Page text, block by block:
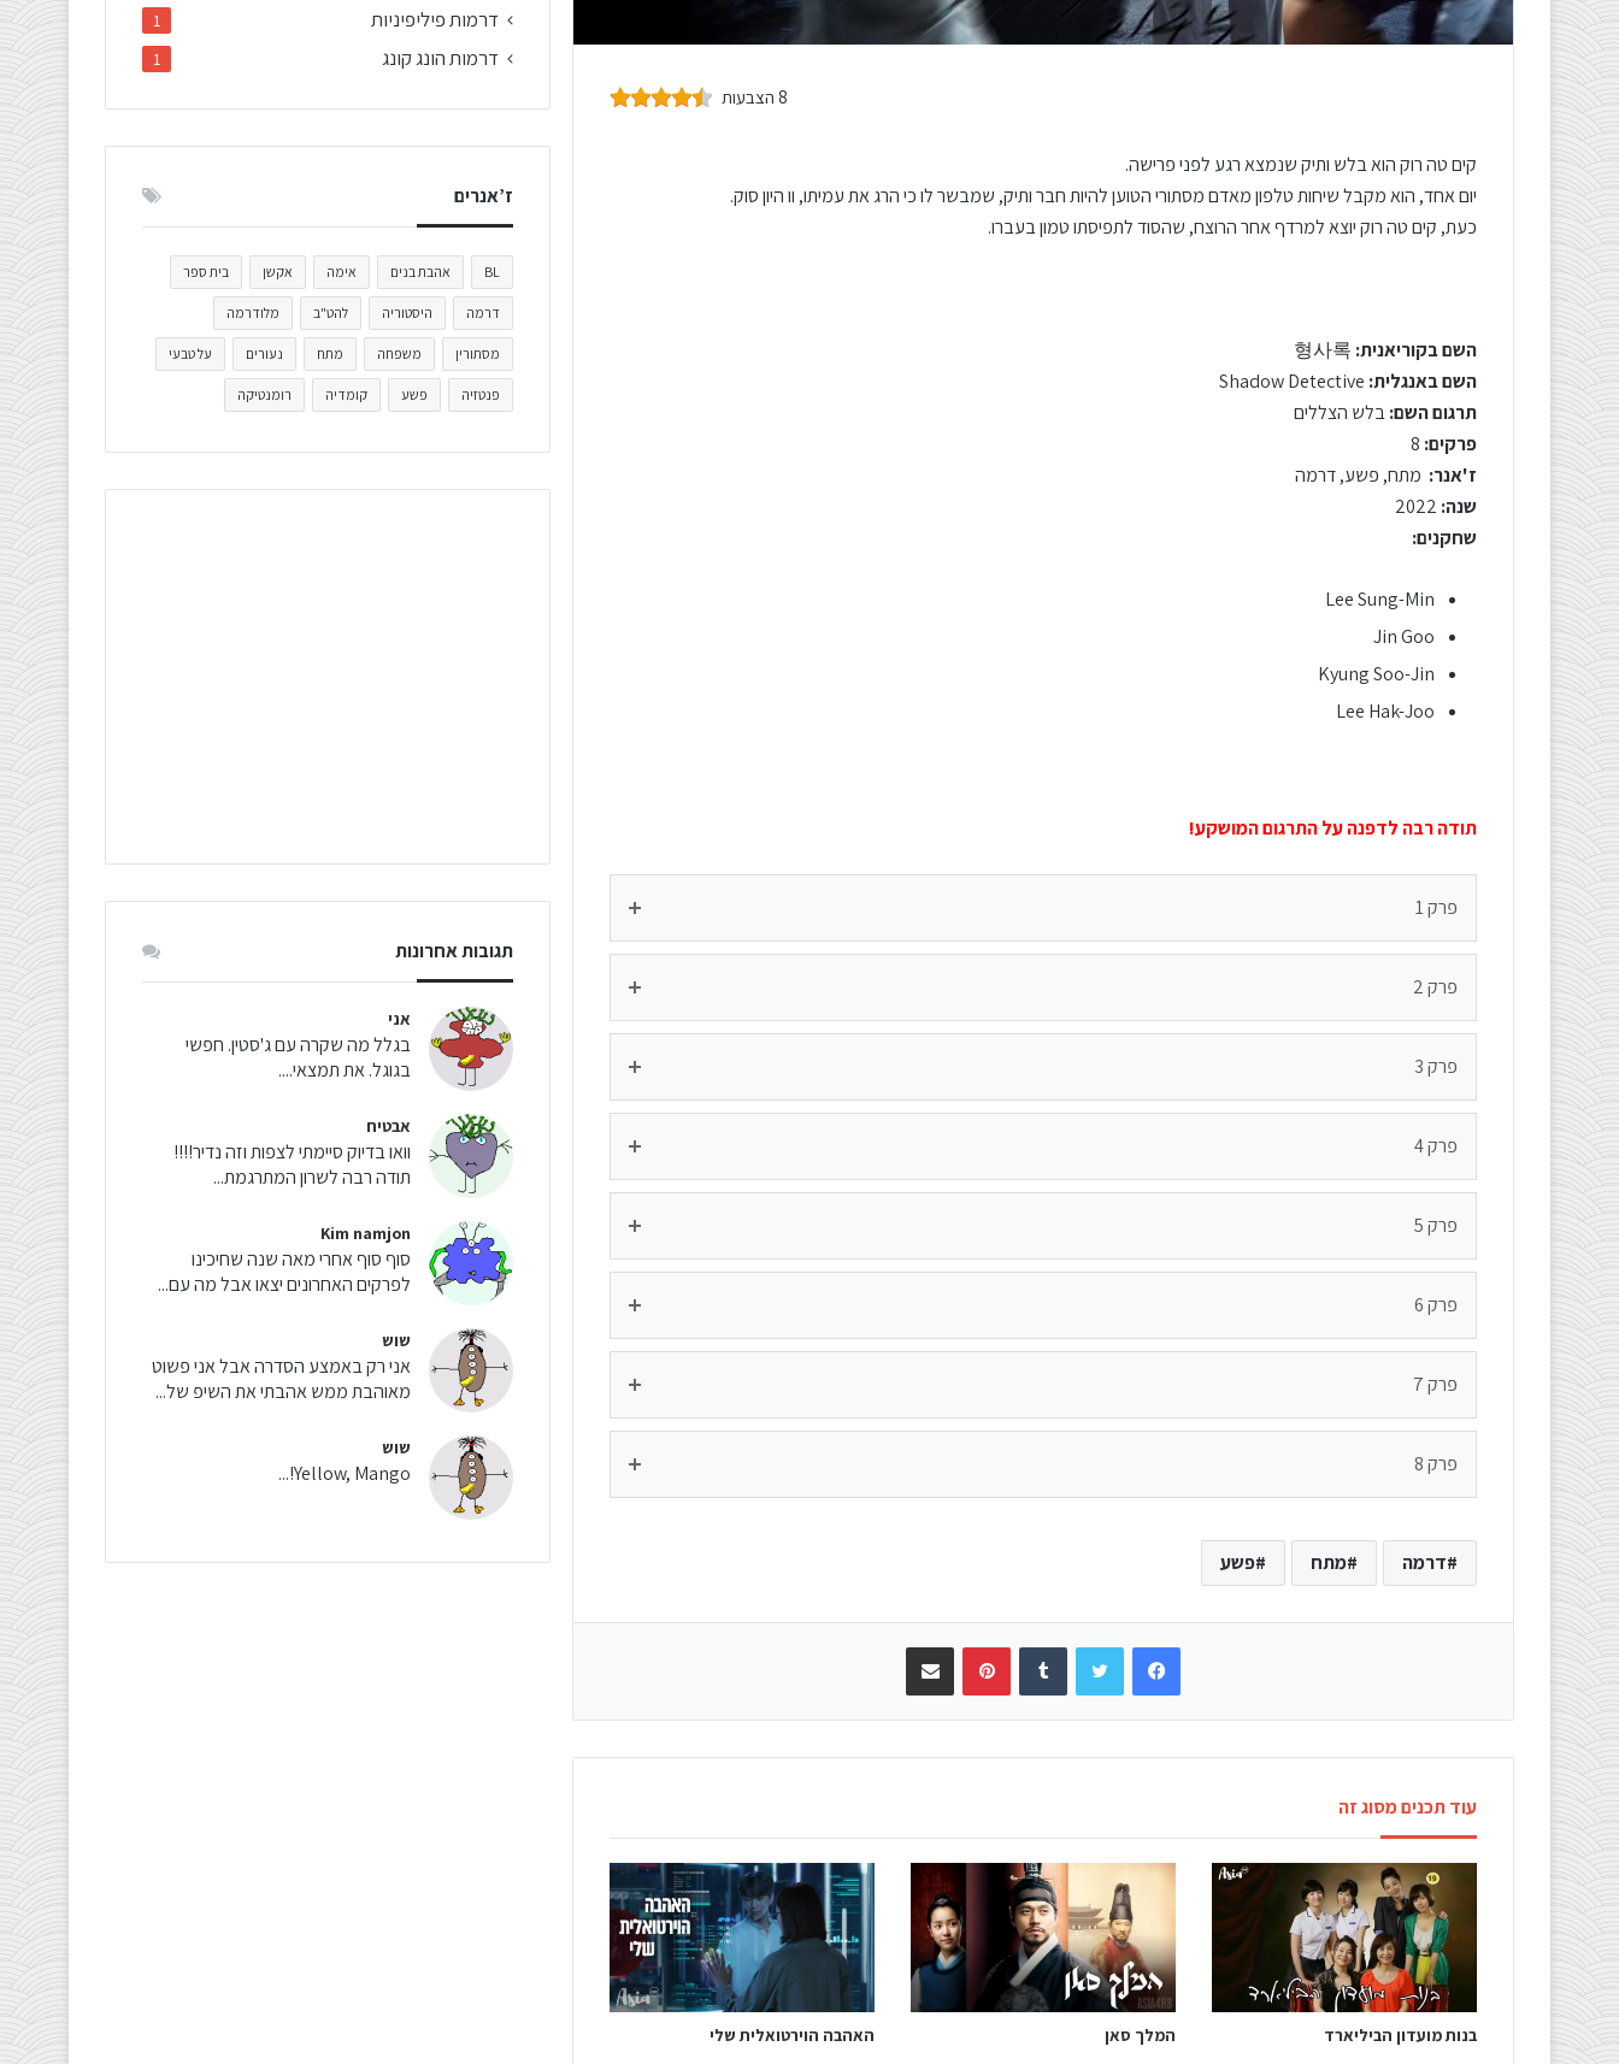
8 הצבעות
קים טה רוק הוא בלש ותיק שנמצא רגע לפני פרישה.
יום אחד, הוא מקבל שיחות טלפון מאדם מסתורי הטוען להיות חבר ותיק, שמבשר לו כי הרג את עמיתו, וו היון סוק.
כעת, קים טה רוק יוצא למרדף אחר הרוצח, שהסוד לתפיסתו טמון בעברו.
השם בקוריאנית:
השם באנגלית: Shadow Detective
תרגום השם:בלש הצללים
פרקים: 8
ז'אנר: מתח, פשע, דרמה
שנה: 2022
שחקנים:
Lee Sung-Min
Jin Goo
Kyung Soo-Jin
Lee Hak-Joo
תודה רבה לדפנה על התרגום המושקע!
פרק 1
פרק 2
פרק 3
פרק 4
פרק 5
פרק 6
פרק 7
פרק 8
דרמה מתח פשע
Facebook
עוד תכנים מסוג זה
בנות מועדון הביליארד המלך סאן האהבה הוירטואלית שלי
דרמות פיליפיניות 1
דרמות הונג קונג 1
ז’אנרים
BL אהבת בנים אימה אקשן בית ספר
דרמה היסטוריה להט"ב מלודרמה
מסתורין משפחה מתח נעורים על טבעי
פנטזיה פשע קומדיה רומנטיקה
תגובות אחרונות
אני
בגלל מה שקרה עם ג'סטין. חפשי
בגוגל. את תמצאי....
אבטיח
וואו בדיוק סיימתי לצפות וזה נדיר!!!!
תודה רבה לשרון המתרגמת...
Kim namjon
סוף סוף אחרי מאה שנה שחיכינו
לפרקים האחרונים יצאו אבל מה עם...
שוש
אני רק באמצע הסדרה אבל אני פשוט
מאוהבת ממש אהבתי את השיפ של...
שוש
Yellow, Mango!...